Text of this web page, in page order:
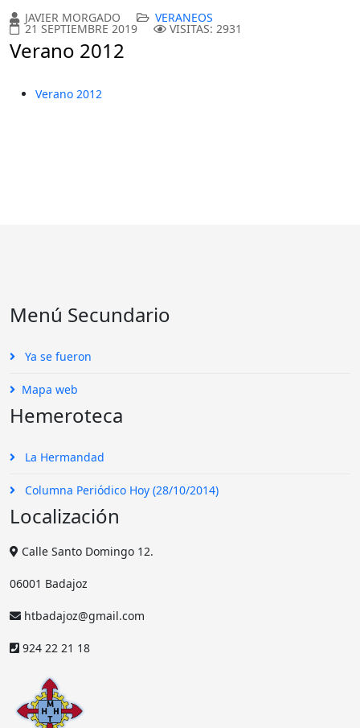
JAVIER MORGADO VERANEOS
21 SEPTIEMBRE 2019 VISITAS: 2931
Verano 2012
Verano 2012
Menú Secundario
Ya se fueron
Mapa web
Hemeroteca
La Hermandad
Columna Periódico Hoy (28/10/2014)
Localización
Calle Santo Domingo 12.
06001 Badajoz
htbadajoz@gmail.com
924 22 21 18